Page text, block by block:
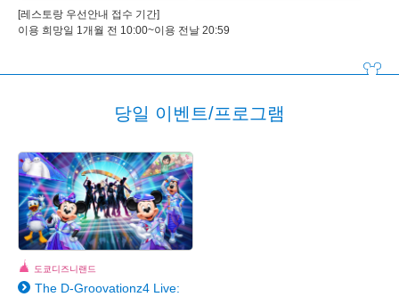
[레스토랑 우선안내 접수 기간]
이용 희망일 1개월 전 10:00~이용 전날 20:59
당일 이벤트/프로그램
도쿄디즈니랜드
The D-Groovationz4 Live: